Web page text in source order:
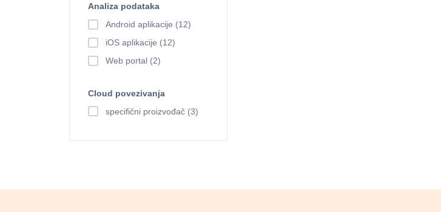
Analiza podataka
Android aplikacije (12)
iOS aplikacije (12)
Web portal (2)
Cloud povezivanja
specifični proizvođač (3)